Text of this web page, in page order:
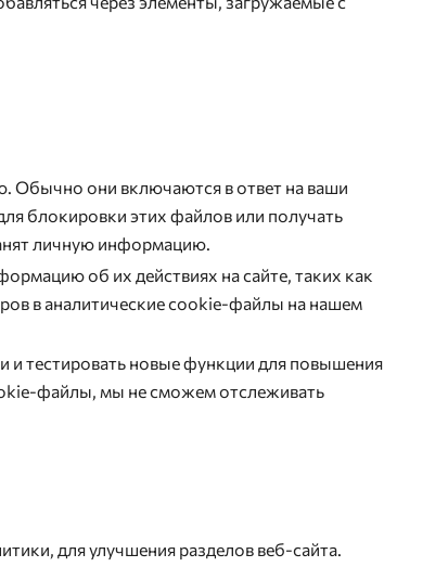
Обычно они включаются в ответ на ваши
блокировки этих файлов или получать
личную информацию.
об их действиях на сайте, таких как
в аналитические cookie-файлы на нашем
и тестировать новые функции для повышения
файлы, мы не сможем отслеживать
для улучшения разделов веб-сайта.